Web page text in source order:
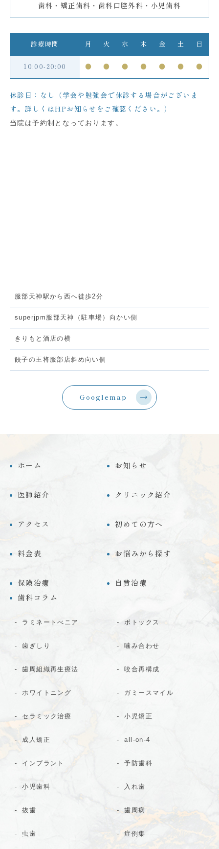
歯科・矯正歯科・歯科口腔外科・小児歯科
診療時間 月 火 水 木 金 土 日
10:00-20:00 ● ● ● ● ● ● ●
休診日：なし（学会や勉強会で休診する場合がございま
す。詳しくはHPお知らせをご確認ください。）
当院は予約制となっております。
服部天神駅から西へ徒歩2分
superjpm服部天神（駐車場）向かい側
きりもと酒店の横
餃子の王将服部店斜め向い側
Googlemap
ホーム お知らせ
医師紹介 クリニック紹介
アクセス 初めての方へ
料金表 お悩みから探す
保険治療
自費治療
歯科コラム
ラミネートべニア ボトックス
歯ぎしり 噛み合わせ
歯周組織再生療法 咬合再構成
ホワイトニング ガミースマイル
セラミック治療 小児矯正
成人矯正 all-on-4
インプラント 予防歯科
小児歯科 入れ歯
抜歯 歯周病
虫歯 症例集